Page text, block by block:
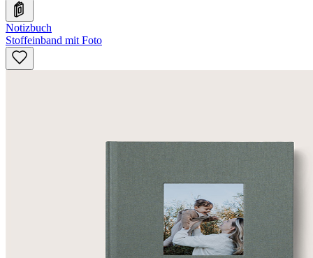
Notizbuch
Stoffeinband mit Foto